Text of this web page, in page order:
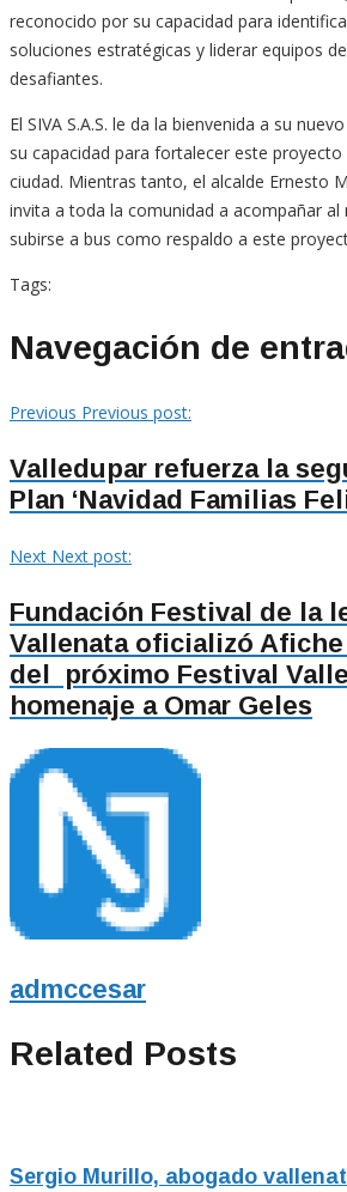
reconocido por su capacidad para
soluciones estratégicas y liderar equipos
desafiantes.
El SIVA S.A.S. le da la bienvenida a su
su capacidad para fortalecer este
ciudad. Mientras tanto, el alcalde Ernesto
invita a toda la comunidad a acompañar al
subirse a bus como respaldo a este
Tags:
Navegación de
Previous Previous post:
Valledupar refuerza la
Plan ‘Navidad Familias
Next Next post:
Fundación Festival de la
Vallenata oficializó
del próximo Festival
homenaje a Omar Geles
admccesar
Related Posts
Sergio Murillo, abogado